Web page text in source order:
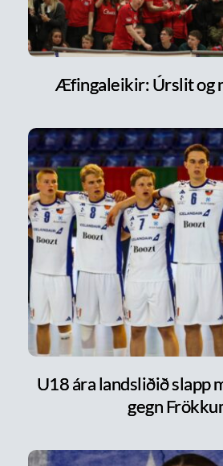
Æfingaleikir: Úrslit og
U18 ára landsliðið slapp
gegn